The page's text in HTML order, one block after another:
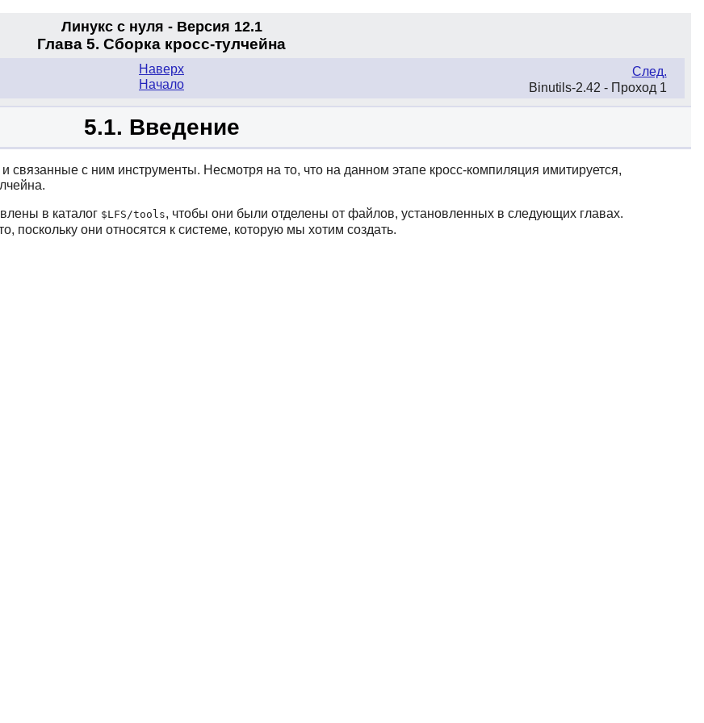
Линукс с нуля - Версия 12.1
Глава 5. Сборка кросс-тулчейна
След.
Binutils-2.42 - Проход 1
Наверх
Начало
5.1. Введение
связанные с ним инструменты. Несмотря на то, что на данном этапе кросс-компиляция имитируется,
в каталог $LFS/tools, чтобы они были отделены от файлов, установленных в следующих главах.
поскольку они относятся к системе, которую мы хотим создать.